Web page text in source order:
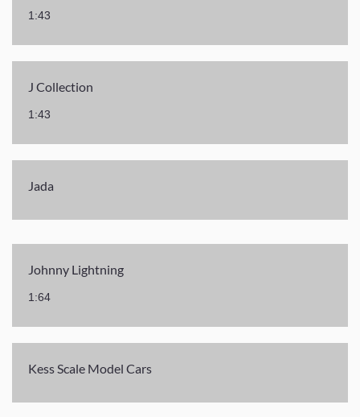
1:43
J Collection
1:43
Jada
Johnny Lightning
1:64
Kess Scale Model Cars